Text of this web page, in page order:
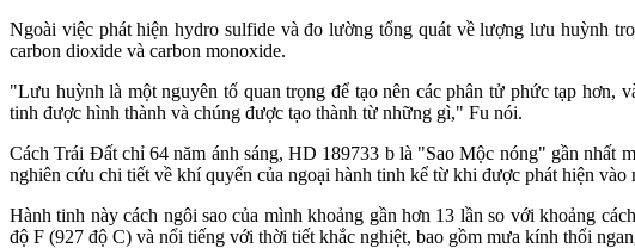
Ngoài việc phát hiện hydro sulfide và đo lường tổng quát về lượng lưu huỳnh
carbon dioxide và carbon monoxide.
"Lưu huỳnh là một nguyên tố quan trọng để tạo nên các phân tử phức tạp hơn,
tinh được hình thành và chúng được tạo thành từ những gì," Fu nói.
Cách Trái Đất chỉ 64 năm ánh sáng, HD 189733 b là "Sao Mộc nóng" gần nhất
nghiên cứu chi tiết về khí quyển của ngoại hành tinh kể từ khi được phát hiện vào
Hành tinh này cách ngôi sao của mình khoảng gần hơn 13 lần so với khoảng
độ F (927 độ C) và nổi tiếng với thời tiết khắc nghiệt, bao gồm mưa kính thổi